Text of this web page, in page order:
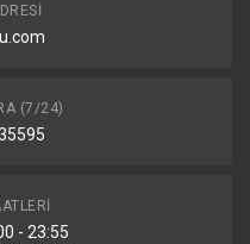
(7/24)
- 23:55